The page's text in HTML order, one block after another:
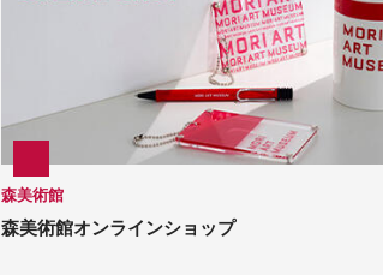
森美術館
森美術館オンラインショップ